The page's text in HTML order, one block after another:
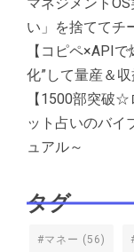
い」を捨ててチ
【コピペ×API
化”して量産＆
【1500部突破
ット占いのバイ
ュアル～
タグ
#マネー (56)